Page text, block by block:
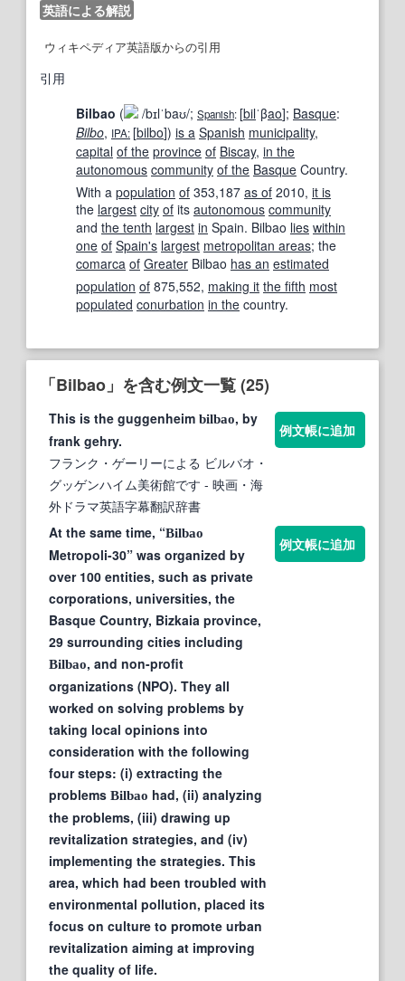
英語による解説
ウィキペディア英語版からの引用
引用
Bilbao ( /bɪlˈbaʊ/; Spanish:[bilˈβao]; Basque:
Bilbo, IPA:[bilbo]) is a Spanish municipality,
capital of the province of Biscay, in the
autonomous community of the Basque Country.
With a population of 353,187 as of 2010, it is
the largest city of its autonomous community
and the tenth largest in Spain. Bilbao lies within
one of Spain's largest metropolitan areas; the
comarca of Greater Bilbao has an estimated
population of 875,552, making it the fifth most
populated conurbation in the country.
「Bilbao」を含む例文一覧 (25)
This is the guggenheim bilbao, by
frank gehry.
フランク・ゲーリーによる ビルバオ・
グッゲンハイム美術館です - 映画・海
外ドラマ英語字幕翻訳辞書
例文帳に追加
At the same time, “Bilbao
Metropoli-30” was organized by
over 100 entities, such as private
corporations, universities, the
Basque Country, Bizkaia province,
29 surrounding cities including
Bilbao, and non-profit
organizations (NPO). They all
worked on solving problems by
taking local opinions into
consideration with the following
four steps: (i) extracting the
problems Bilbao had, (ii) analyzing
the problems, (iii) drawing up
revitalization strategies, and (iv)
implementing the strategies. This
area, which had been troubled with
environmental pollution, placed its
focus on culture to promote urban
revitalization aiming at improving
the quality of life.
例文帳に追加